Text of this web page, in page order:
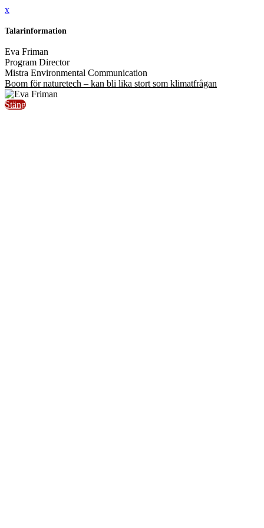
x
Talarinformation
Eva Friman
Program Director
Mistra Environmental Communication
Boom för naturetech – kan bli lika stort som klimatfrågan
Stäng